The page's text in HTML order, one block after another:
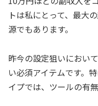
トは私にとって、最大
源でもあります。
昨今の設定狙いにおい
い必須アイテムです。
イプでは、ツールの有